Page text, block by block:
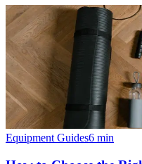
Equipment Guides6 min